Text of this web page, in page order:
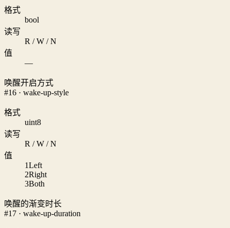
格式
bool
读写
R / W / N
值
—
唤醒开启方式
#16 · wake-up-style
格式
uint8
读写
R / W / N
值
1Left
2Right
3Both
唤醒的渐变时长
#17 · wake-up-duration